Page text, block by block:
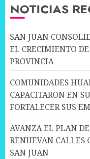
NOTICIAS
SAN JUAN
EL CRECIMIENTO
PROVINCIA
COMUNIDADES
CAPACITARON EN
FORTALECER SUS
AVANZA EL PLAN
RENUEVAN CALLES
SAN JUAN